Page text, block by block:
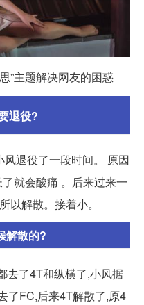
”主题解决网友的困惑
退役?
退役了一段时间。 原因
就会酸痛 。后来过来一
以解散。接着小。
解散的?
去了4T和纵横了,小风据
了FC,后来4T解散了,原4